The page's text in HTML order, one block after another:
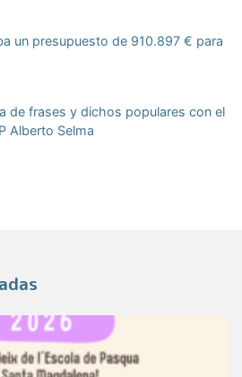
un presupuesto de 910.897 € para
de frases y dichos populares con el
Alberto Selma